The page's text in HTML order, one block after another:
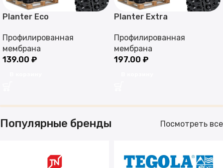
Planter Eco
Профилированная
мембрана
139.00 ₽
Planter Extra
Профилированная
мембрана
197.00 ₽
Популярные бренды Посмотреть все